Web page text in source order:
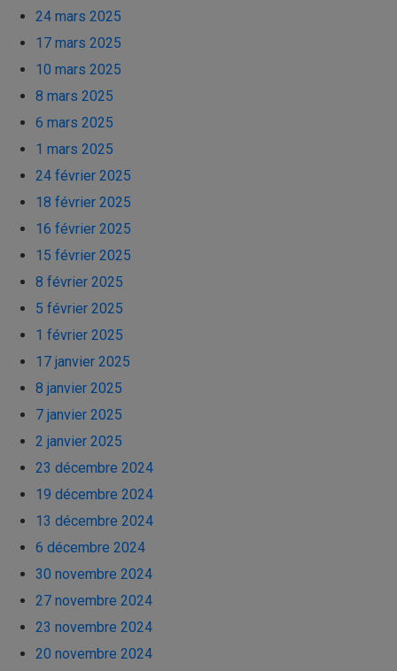
24 mars 2025
17 mars 2025
10 mars 2025
8 mars 2025
6 mars 2025
1 mars 2025
24 février 2025
18 février 2025
16 février 2025
15 février 2025
8 février 2025
5 février 2025
1 février 2025
17 janvier 2025
8 janvier 2025
7 janvier 2025
2 janvier 2025
23 décembre 2024
19 décembre 2024
13 décembre 2024
6 décembre 2024
30 novembre 2024
27 novembre 2024
23 novembre 2024
20 novembre 2024